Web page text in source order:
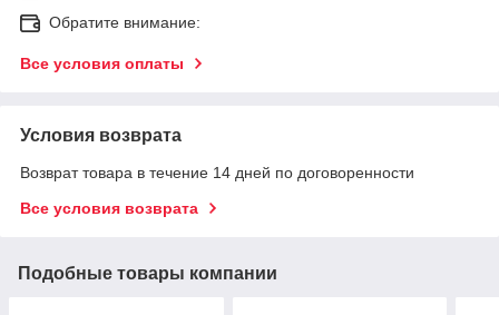
Обратите внимание:
Все условия оплаты
Условия возврата
Возврат товара в течение 14 дней по договоренности
Все условия возврата
Подобные товары компании